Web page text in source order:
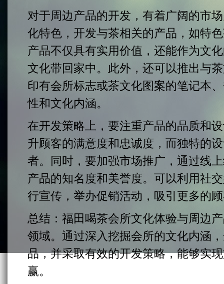
对于周边产品的开发，有着广阔的市
化特色，开发与茶相关的产品，如特
产品不仅具有实用价值，还能作为文
文化带回家中。此外，还可以推出与
印有会所标志或茶文化图案的笔记本
性和文化内涵。
在开发策略上，要注重产品的品质和
升顾客的满意度和忠诚度，而独特的
者。同时，要加强市场推广，通过线
产品的知名度和美誉度。可以利用社
行宣传，举办促销活动，吸引更多的
总结：福田喝茶会所文化体验与周边
领域。通过深入挖掘会所的文化内涵
品，并采取有效的开发策略，能够实
赢。